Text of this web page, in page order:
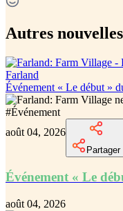
Autres
Événement « Le début »
#Événement
août 04, 2026
Partager
Événement « Le
août 04, 2026